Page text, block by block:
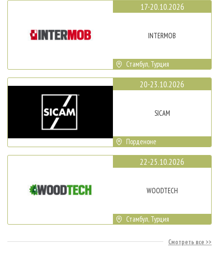
17-20.10.2026
INTERMOB
Стамбул, Турция
20-23.10.2026
SICAM
Порденоне
22-25.10.2026
WOODTECH
Стамбул, Турция
Смотреть все